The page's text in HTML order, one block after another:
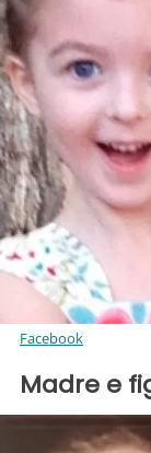
Facebook
Madre e